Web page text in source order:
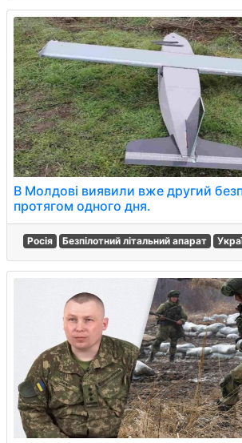
В Молдові виявили вже другий
протягом одного дня.
Росія Безпілотний літальний апарат